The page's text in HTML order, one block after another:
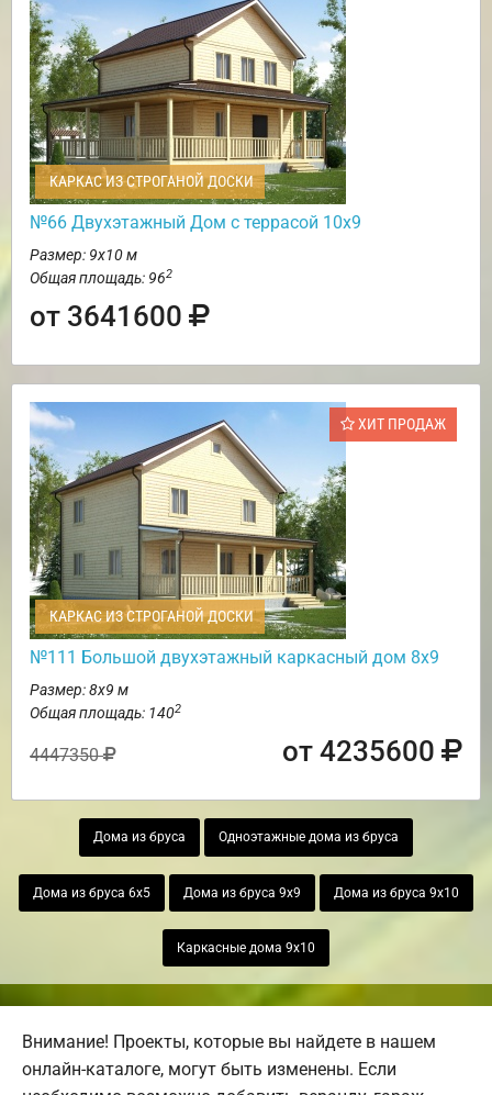
КАРКАС ИЗ СТРОГАНОЙ ДОСКИ
№66 Двухэтажный Дом с террасой 10х9
Размер: 9х10 м
Общая площадь: 962
от 3641600
ХИТ ПРОДАЖ
КАРКАС ИЗ СТРОГАНОЙ ДОСКИ
№111 Большой двухэтажный каркасный дом 8х9
Размер: 8х9 м
Общая площадь: 1402
4447350 от 4235600
Дома из бруса Одноэтажные дома из бруса
Дома из бруса 6х5 Дома из бруса 9х9 Дома из бруса 9х10
Каркасные дома 9х10
Внимание! Проекты, которые вы найдете в нашем
онлайн-каталоге, могут быть изменены. Если